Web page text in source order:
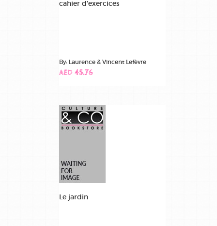
cahier d'exercices
By: Laurence & Vincent Lefèvre
AED 45.76
Le jardin